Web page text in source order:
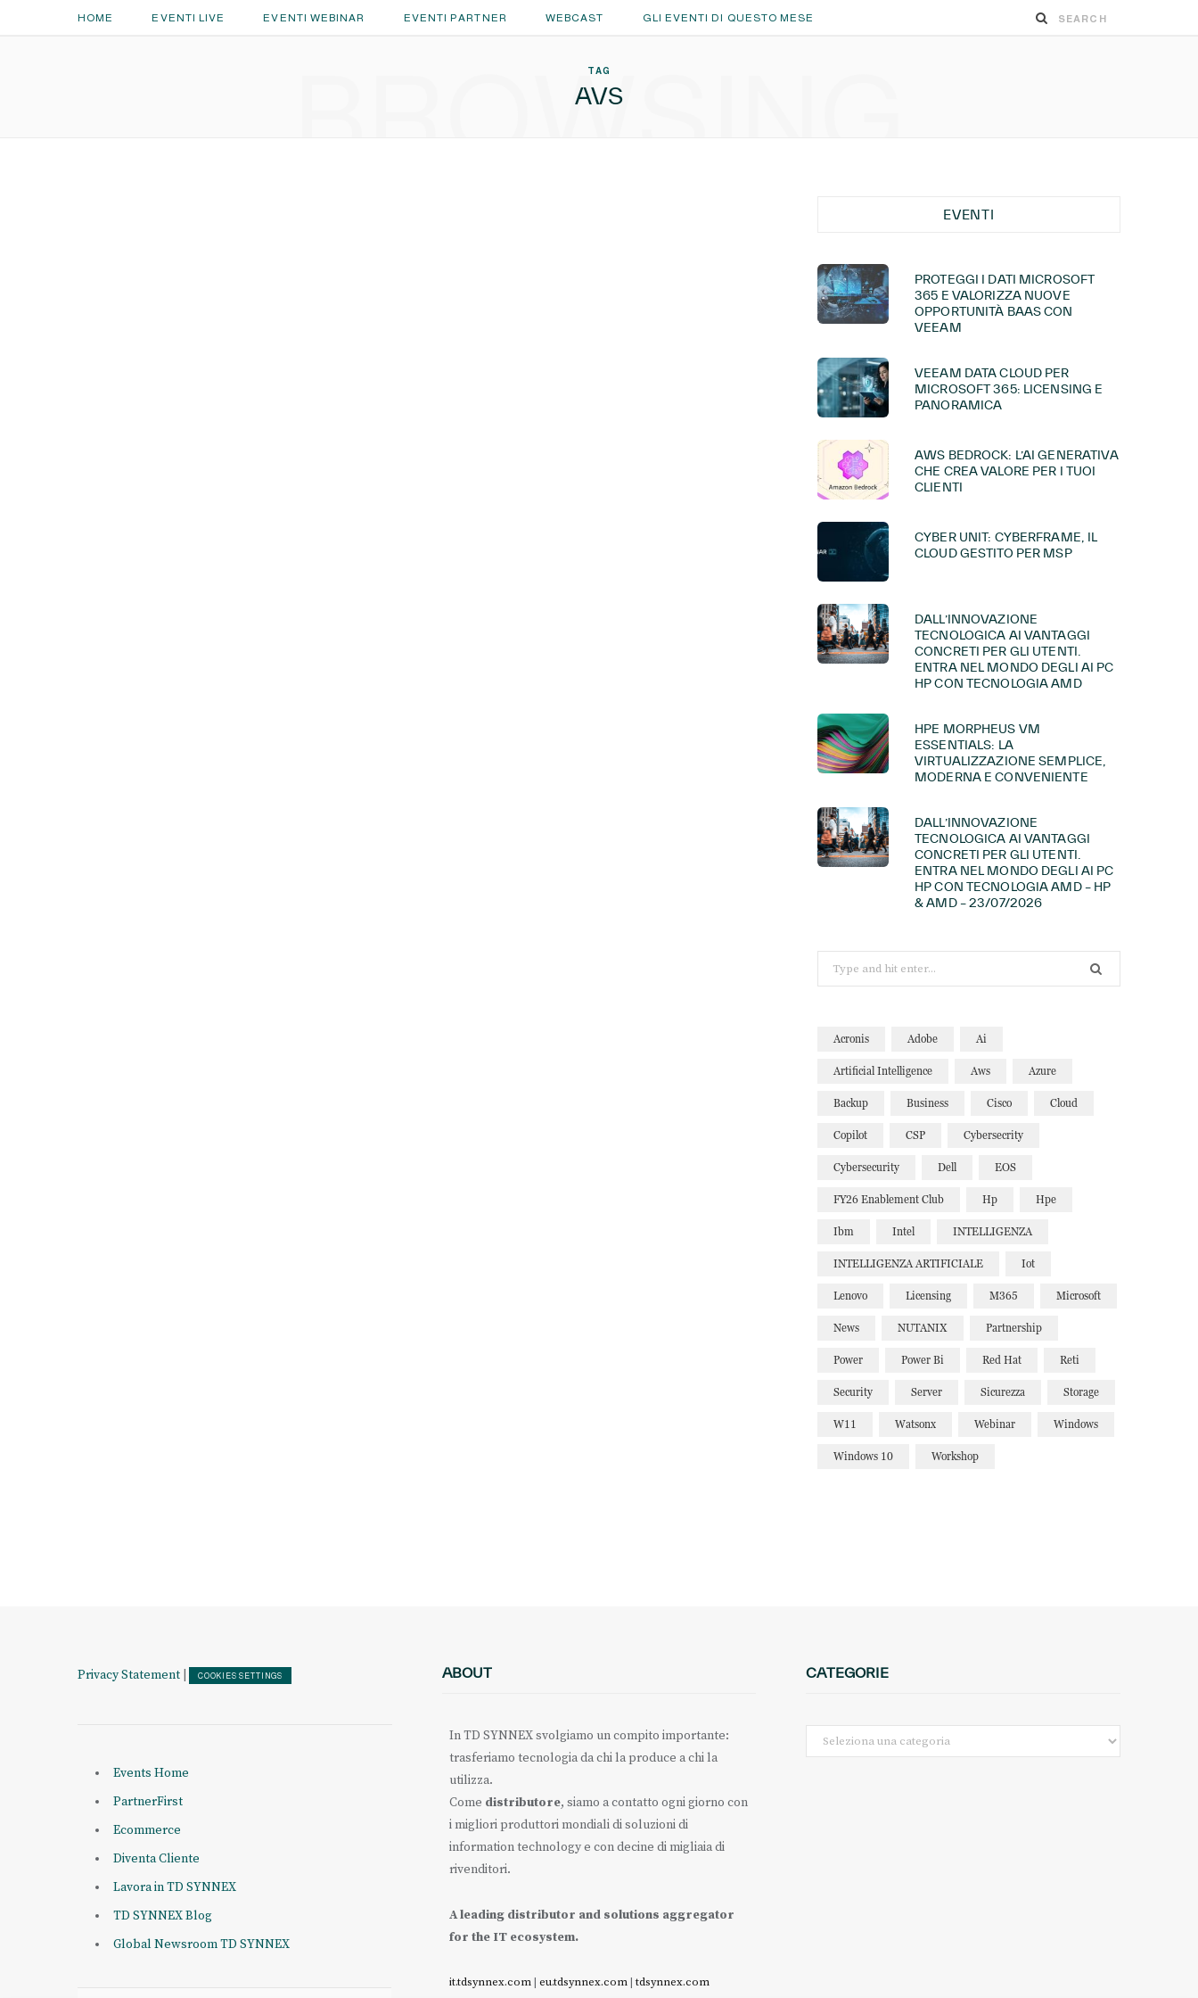
HOME EVENTI LIVE EVENTI WEBINAR EVENTI PARTNER WEBCAST GLI EVENTI DI QUESTO MESE
TAG
AVS
BROWSING
EVENTI
PROTEGGI I DATI MICROSOFT
365 E VALORIZZA NUOVE
OPPORTUNITÀ BAAS CON
VEEAM
VEEAM DATA CLOUD PER
MICROSOFT 365: LICENSING E
PANORAMICA
AWS BEDROCK: L’AI GENERATIVA
CHE CREA VALORE PER I TUOI
CLIENTI
CYBER UNIT: CYBERFRAME, IL
CLOUD GESTITO PER MSP
DALL’INNOVAZIONE
TECNOLOGICA AI VANTAGGI
CONCRETI PER GLI UTENTI.
ENTRA NEL MONDO DEGLI AI PC
HP CON TECNOLOGIA AMD
HPE MORPHEUS VM
ESSENTIALS: LA
VIRTUALIZZAZIONE SEMPLICE,
MODERNA E CONVENIENTE
DALL’INNOVAZIONE
TECNOLOGICA AI VANTAGGI
CONCRETI PER GLI UTENTI.
ENTRA NEL MONDO DEGLI AI PC
HP CON TECNOLOGIA AMD – HP
& AMD – 23/07/2026
for:
Acronis Adobe Ai
Artificial Intelligence Aws Azure
Backup Business Cisco Cloud
Copilot CSP Cybersecrity
Cybersecurity Dell EOS
FY26 Enablement Club Hp Hpe
Ibm Intel INTELLIGENZA
INTELLIGENZA ARTIFICIALE Iot
Lenovo Licensing M365 Microsoft
News NUTANIX Partnership
Power Power Bi Red Hat Reti
Security Server Sicurezza Storage
W11 Watsonx Webinar Windows
Windows 10 Workshop
Privacy Statement COOKIES SETTINGS
Events Home
PartnerFirst
Ecommerce
Diventa Cliente
Lavora in TD SYNNEX
TD SYNNEX Blog
Global Newsroom TD SYNNEX
ABOUT
In TD SYNNEX svolgiamo un compito importante:
trasferiamo tecnologia da chi la produce a chi la
utilizza.
Come distributore, siamo a contatto ogni giorno con
i migliori produttori mondiali di soluzioni di
information technology e con decine di migliaia di
rivenditori.
A leading distributor and solutions aggregator
for the IT ecosystem.
it.tdsynnex.com| eu.tdsynnex.com|tdsynnex.com
CATEGORIE
Categorie